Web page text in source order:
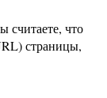
считаете, что
страницы,